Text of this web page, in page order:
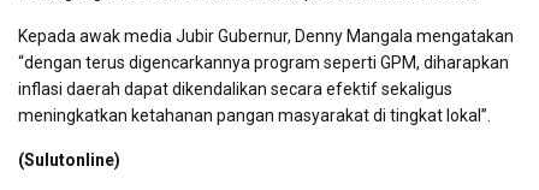
Kepada awak media Jubir Gubernur, Denny Mangala mengatakan
“dengan terus digencarkannya program seperti GPM, diharapkan
inflasi daerah dapat dikendalikan secara efektif sekaligus
meningkatkan ketahanan pangan masyarakat di tingkat lokal”.
(Sulutonline)